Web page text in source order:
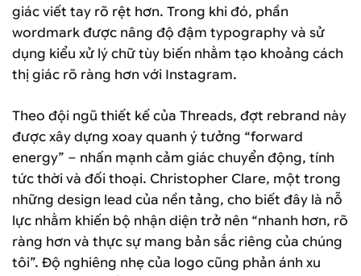
giác viết tay rõ rệt hơn. Trong khi đó, phần
wordmark được nâng độ đậm typography và sử
dụng kiểu xử lý chữ tùy biến nhằm tạo khoảng cách
thị giác rõ ràng hơn với Instagram.
Theo đội ngũ thiết kế của Threads, đợt rebrand này
được xây dựng xoay quanh ý tưởng “forward
energy” – nhấn mạnh cảm giác chuyển động, tính
tức thời và đối thoại. Christopher Clare, một trong
những design lead của nền tảng, cho biết đây là nỗ
lực nhằm khiến bộ nhận diện trở nên “nhanh hơn, rõ
ràng hơn và thực sự mang bản sắc riêng của chúng
tôi”. Độ nghiêng nhẹ của logo cũng phản ánh xu